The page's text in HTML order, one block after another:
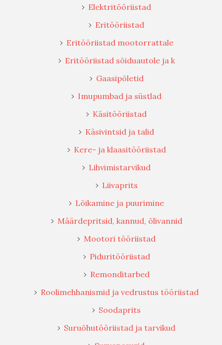
Elektritööriistad
Eritööriistad
Eritööriistad mootorrattale
Eritööriistad sõiduautole ja k
Gaasipõletid
Imupumbad ja süstlad
Käsitööriistad
Käsivintsid ja talid
Kere- ja klaasitööriistad
Lihvimistarvikud
Liivaprits
Lõikamine ja puurimine
Määrdepritsid, kannud, õlivannid
Mootori tööriistad
Piduritööriistad
Remonditarbed
Roolimehhanismid ja vedrustus tööriistad
Soodaprits
Suruõhutööriistad ja tarvikud